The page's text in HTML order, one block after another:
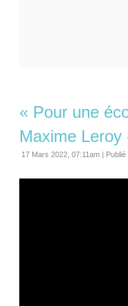
« Pour une
Maxime
17 Mars 2022, 07:11am |